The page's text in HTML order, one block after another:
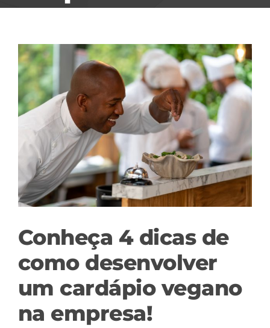
View
Larger
Image
Conheça 4 dicas de
como desenvolver
um cardápio vegano
na empresa!